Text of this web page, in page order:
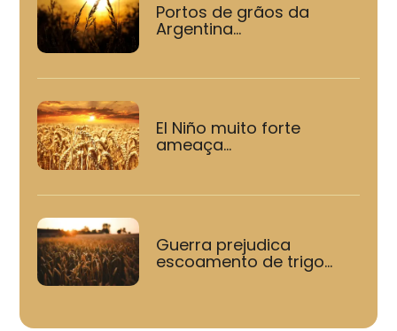
Portos de grãos da
Argentina...
El Niño muito forte
ameaça...
Guerra prejudica
escoamento de trigo...